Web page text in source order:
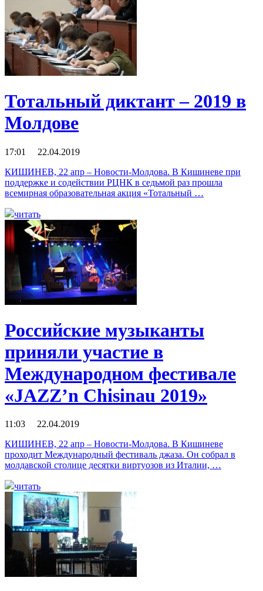
Тотальный диктант – 2019 в
Молдове
17:01 22.04.2019
КИШИНЕВ, 22 апр – Новости-Молдова. В Кишиневе при
поддержке и содействии РЦНК в седьмой раз прошла
всемирная образовательная акция «Тотальный …
читать
Российские музыканты
приняли участие в
Международном фестивале
«JAZZ’n Chisinau 2019»
11:03 22.04.2019
КИШИНЕВ, 22 апр – Новости-Молдова. В Кишиневе
проходит Международный фестиваль джаза. Он собрал в
молдавской столице десятки виртуозов из Италии, …
читать